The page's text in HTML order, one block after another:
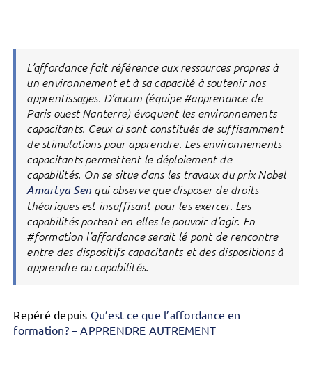
L’affordance fait référence aux ressources propres à
un environnement et à sa capacité à soutenir nos
apprentissages. D’aucun (équipe #apprenance de
Paris ouest Nanterre) évoquent les environnements
capacitants. Ceux ci sont constitués de suffisamment
de stimulations pour apprendre. Les environnements
capacitants permettent le déploiement de
capabilités. On se situe dans les travaux du prix Nobel
Amartya Sen qui observe que disposer de droits
théoriques est insuffisant pour les exercer. Les
capabilités portent en elles le pouvoir d’agir. En
#formation l’affordance serait lé pont de rencontre
entre des dispositifs capacitants et des dispositions à
apprendre ou capabilités.
Repéré depuis Qu’est ce que l’affordance en
formation? – APPRENDRE AUTREMENT